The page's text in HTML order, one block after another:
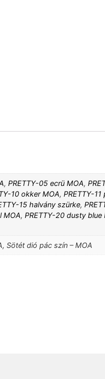
, PRETTY-05 ecrü MOA,
10 okker MOA, PRETTY-
15 halvány szürke,
MOA, PRETTY-20 dusty blue
Sötét dió pác szín – MOA